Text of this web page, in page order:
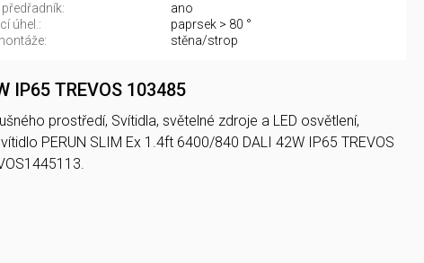
ano
úhel.:
paprsek > 80 °
stěna/strop
IP65 TREVOS 103485
prostředí, Svítidla, světelné zdroje a LED osvětlení,
PERUN SLIM Ex 1.4ft 6400/840 DALI 42W IP65 TREVOS